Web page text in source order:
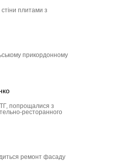
плитами з
прикордонному
попрощалися з
ресторанного
ремонт фасаду